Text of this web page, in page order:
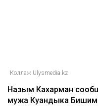
Коллаж Ulysmedia.kz
Назым Кахарман
мужа Куандыка